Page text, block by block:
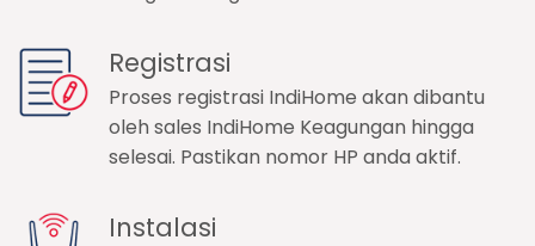
Registrasi
Proses registrasi IndiHome akan dibantu
oleh sales IndiHome Keagungan hingga
selesai. Pastikan nomor HP anda aktif.
Instalasi